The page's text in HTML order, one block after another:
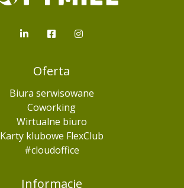
Oferta
Biura serwisowane
Coworking
Wirtualne biuro
Karty klubowe FlexClub
#cloudoffice
Informacje
LinkedInFacebook